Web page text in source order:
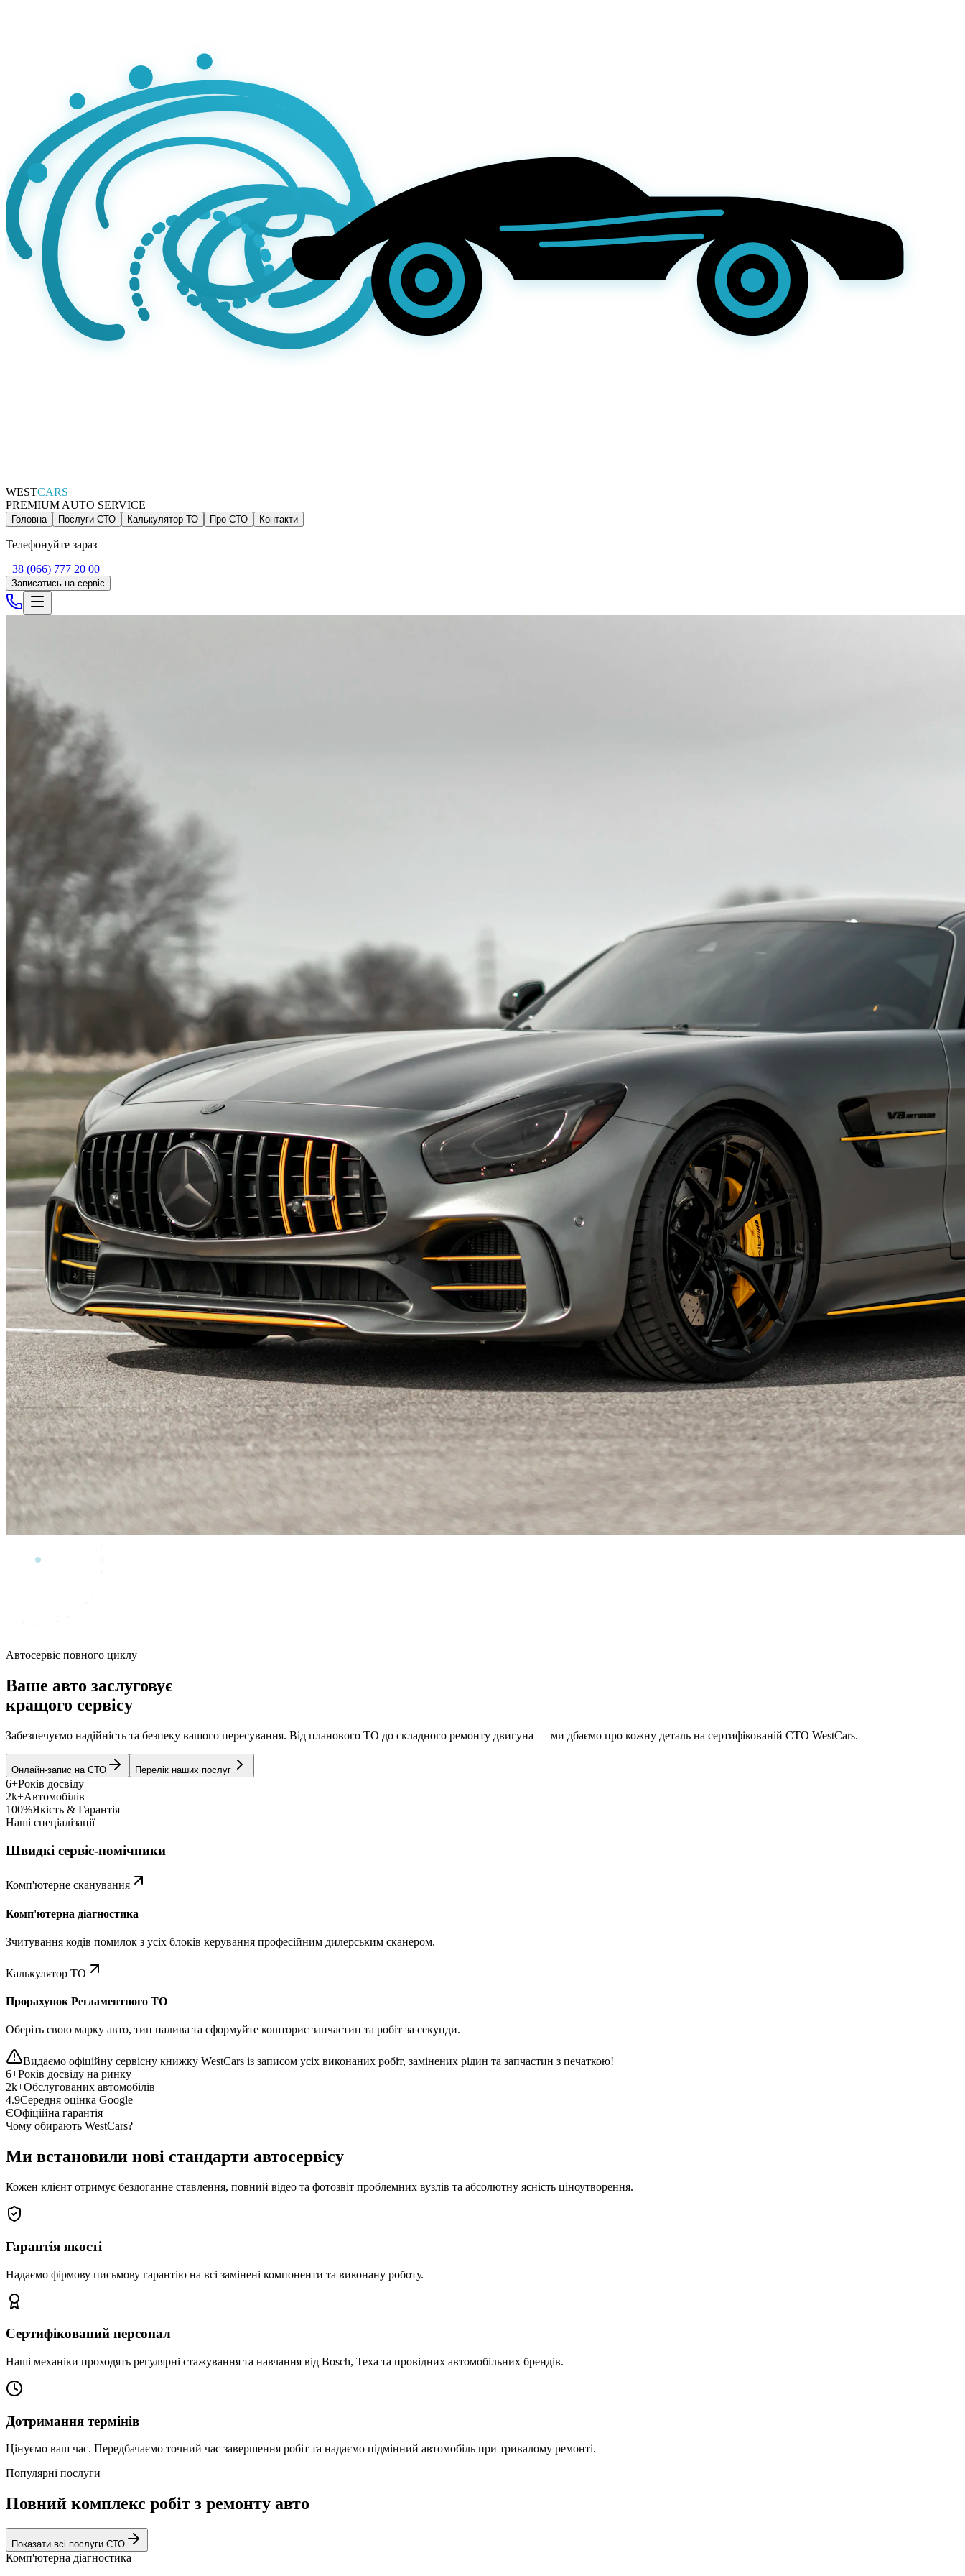
WESTCARS
PREMIUM AUTO SERVICE
Головна Послуги СТО Калькулятор ТО Про СТО Контакти
Телефонуйте зараз
+38 (066) 777 20 00
Записатись на сервіс
Автосервіс повного циклу
Ваше авто заслуговує
кращого сервісу
Забезпечуємо надійність та безпеку вашого пересування. Від планового ТО до складного ремонту двигуна — ми дбаємо про кожну деталь на сертифікованій СТО WestCars.
Онлайн-запис на СТО Перелік наших послуг
6+Років досвіду
2k+Автомобілів
100%Якість & Гарантія
Наші спеціалізації
Швидкі сервіс-помічники
Комп'ютерне сканування
Комп'ютерна діагностика
Зчитування кодів помилок з усіх блоків керування професійним дилерським сканером.
Калькулятор ТО
Прорахунок Регламентного ТО
Оберіть свою марку авто, тип палива та сформуйте кошторис запчастин та робіт за секунди.
Видаємо офіційну сервісну книжку WestCars із записом усіх виконаних робіт, замінених рідин та запчастин з печаткою!
6+Років досвіду на ринку
2k+Обслугованих автомобілів
4.9Середня оцінка Google
ЄОфіційна гарантія
Чому обирають WestCars?
Ми встановили нові стандарти автосервісу
Кожен клієнт отримує бездоганне ставлення, повний відео та фотозвіт проблемних вузлів та абсолютну ясність ціноутворення.
Гарантія якості
Надаємо фірмову письмову гарантію на всі замінені компоненти та виконану роботу.
Сертифікований персонал
Наші механіки проходять регулярні стажування та навчання від Bosch, Texa та провідних автомобільних брендів.
Дотримання термінів
Цінуємо ваш час. Передбачаємо точний час завершення робіт та надаємо підмінний автомобіль при тривалому ремонті.
Популярні послуги
Повний комплекс робіт з ремонту авто
Показати всі послуги СТО
Комп'ютерна діагностика